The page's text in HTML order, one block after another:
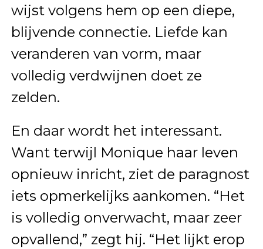
wijst volgens hem op een diepe,
blijvende connectie. Liefde kan
veranderen van vorm, maar
volledig verdwijnen doet ze
zelden.
En daar wordt het interessant.
Want terwijl Monique haar leven
opnieuw inricht, ziet de paragnost
iets opmerkelijks aankomen. “Het
is volledig onverwacht, maar zeer
opvallend,” zegt hij. “Het lijkt erop